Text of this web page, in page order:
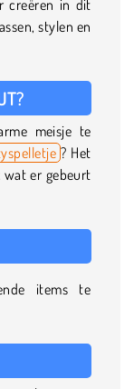
creëren in dit
stylen en
meisje te
? Het
er gebeurt
items te